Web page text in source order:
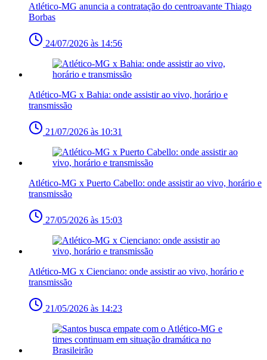
Atlético-MG anuncia a contratação do centroavante Thiago
Borbas
24/07/2026 às 14:56
Atlético-MG x Bahia: onde assistir ao vivo, horário e
transmissão
21/07/2026 às 10:31
Atlético-MG x Puerto Cabello: onde assistir ao vivo, horário e
transmissão
27/05/2026 às 15:03
Atlético-MG x Cienciano: onde assistir ao vivo, horário e
transmissão
21/05/2026 às 14:23